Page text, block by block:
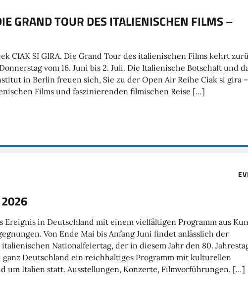
GRAND TOUR DES ITALIENISCHEN FILMS –
CIAK SI GIRA. Die Grand Tour des italienischen Films kehrt
vom 16. Juni bis 2. Juli. Die Italienische Botschaft und
in Berlin freuen sich, Sie zu der Open Air Reihe Ciak si gira
Films und faszinierenden filmischen Reise […]
Ereignis in Deutschland mit einem vielfältigen Programm aus
Von Ende Mai bis Anfang Juni findet anlässlich der
Nationalfeiertag, der in diesem Jahr den 80.
Deutschland ein reichhaltiges Programm mit kulturellen
um Italien statt. Ausstellungen, Konzerte, Filmvorführungen, […]